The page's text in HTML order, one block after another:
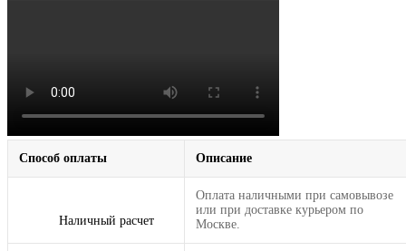
Способ оплаты Описание
Наличный расчет
Оплата наличными при самовывозе
или при доставке курьером по
Москве.